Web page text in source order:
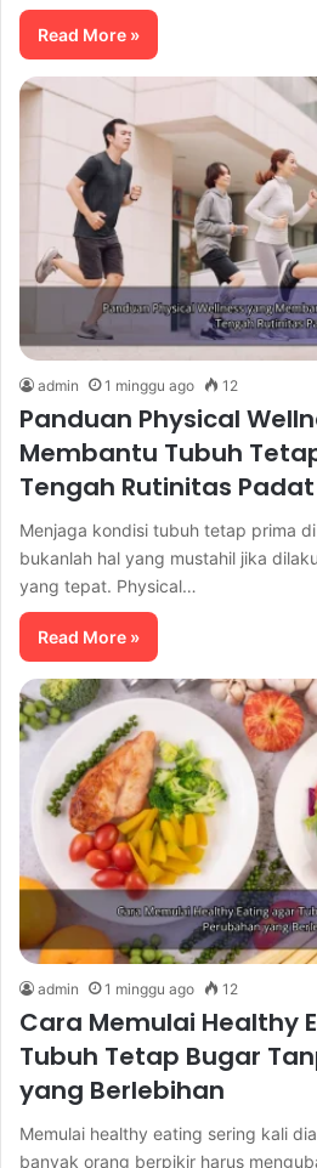
Read More »
admin 1 minggu ago 12
Panduan Physical
Membantu Tubuh
Tengah Rutinitas Padat
Menjaga kondisi tubuh tetap prima
bukanlah hal yang mustahil jika
yang tepat. Physical…
Read More »
admin 1 minggu ago 12
Cara Memulai Healthy
Tubuh Tetap Bugar
yang Berlebihan
Memulai healthy eating sering kali
banyak orang berpikir harus